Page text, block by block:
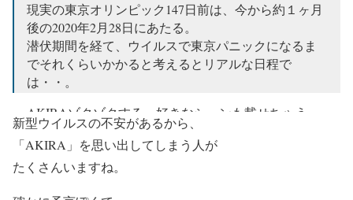
現実の東京オリンピック147日前は、今から約１ヶ月
後の2020年2月28日にあたる。
潜伏期間を経て、ウイルスで東京パニックになるま
でそれくらいかかると考えるとリアルな日程で
は・・。
AKIRAゾクゾクする。好きなシーンも載せちゃう。
pic.twitter.com/QRX2Zd4shm
— YI (@soda_cream_tv)
新型ウイルスの不安があるから、
「AKIRA」を思い出してしまう人が
たくさんいますね。